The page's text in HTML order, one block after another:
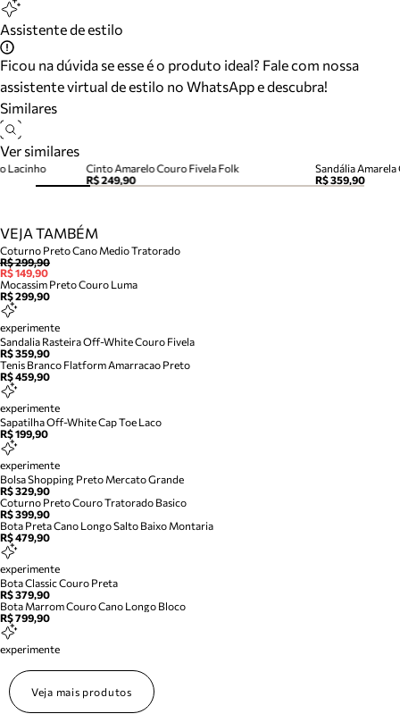
Assistente de estilo
Ficou na dúvida se esse é o produto ideal? Fale com nossa
assistente virtual de estilo no WhatsApp e descubra!
Similares
Ver similares
Cinto Amarelo Couro Fivela Folk
R$ 249,90
Sandália
R$ 359,90
Lacinho
VEJA TAMBÉM
Coturno Preto Cano Medio Tratorado
R$ 299,90
R$ 149,90
Mocassim Preto Couro Luma
R$ 299,90
experimente
Sandalia Rasteira Off-White Couro Fivela
R$ 359,90
Tenis Branco Flatform Amarracao Preto
R$ 459,90
experimente
Sapatilha Off-White Cap Toe Laco
R$ 199,90
experimente
Bolsa Shopping Preto Mercato Grande
R$ 329,90
Coturno Preto Couro Tratorado Basico
R$ 399,90
Bota Preta Cano Longo Salto Baixo Montaria
R$ 479,90
experimente
Bota Classic Couro Preta
R$ 379,90
Bota Marrom Couro Cano Longo Bloco
R$ 799,90
experimente
Veja mais produtos